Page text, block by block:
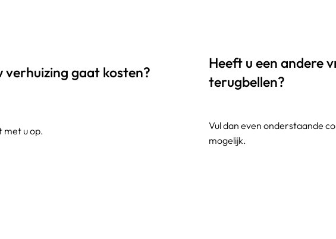
verhuizing gaat kosten?
met u op.
Heeft u een andere
terugbellen?
Vul dan even onderstaande
mogelijk.